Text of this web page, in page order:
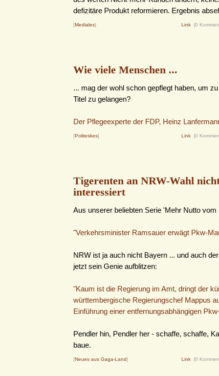
defizitäre Produkt reformieren. Ergebnis
[Mediales] Link (0
Wie viele Menschen ...
... mag der wohl schon gepflegt haben, um
Titel zu gelangen?
Der Pflegeexperte der FDP, Heinz
[Politeskes] Link (0
Tigerenten an NRW-Wahl
interessiert
Aus unserer beliebten Serie 'Mehr Nutto vom
"Verkehrsminister Ramsauer erwägt Pkw-
NRW ist ja auch nicht Bayern ... und auch
jetzt sein Genie aufblitzen:
"Kaum ist die Regierung im Amt, dringt der
württembergische Regierungschef Mappus
Einführung einer entfernungsabhängigen
Pendler hin, Pendler her - schaffe, schaffe,
baue.
[Neues aus Gaga-Land] Link (0